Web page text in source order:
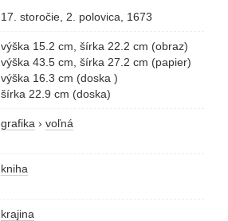
17. storočie, 2. polovica, 1673
výška 15.2 cm, šírka 22.2 cm (obraz)
výška 43.5 cm, šírka 27.2 cm (papier)
výška 16.3 cm (doska )
šírka 22.9 cm (doska)
grafika › voľná
kniha
krajina